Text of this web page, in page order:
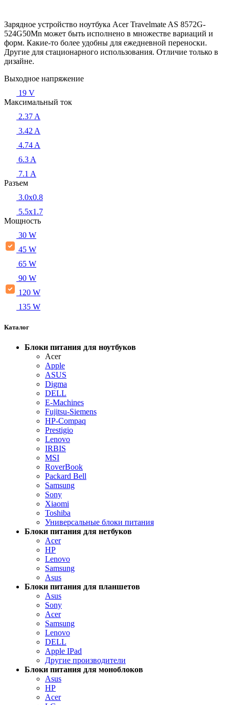
Зарядное устройство ноутбука Acer Travelmate AS 8572G-
524G50Mn может быть исполнено в множестве вариаций и
форм. Какие-то более удобны для ежедневной переноски.
Другие для стационарного использования. Отличие только в
дизайне.
Выходное напряжение
19 V
Максимальный ток
2.37 A
3.42 A
4.74 A
6.3 A
7.1 A
Разъем
3.0x0.8
5.5х1.7
Мощность
30 W
45 W
65 W
90 W
120 W
135 W
Каталог
Блоки питания для ноутбуков
Acer
Apple
ASUS
Digma
DELL
E-Machines
Fujitsu-Siemens
HP-Compaq
Prestigio
Lenovo
IRBIS
MSI
RoverBook
Packard Bell
Samsung
Sony
Xiaomi
Toshiba
Универсальные блоки питания
Блоки питания для нетбуков
Acer
HP
Lenovo
Samsung
Asus
Блоки питания для планшетов
Asus
Sony
Acer
Samsung
Lenovo
DELL
Apple IPad
Другие производители
Блоки питания для моноблоков
Asus
HP
Acer